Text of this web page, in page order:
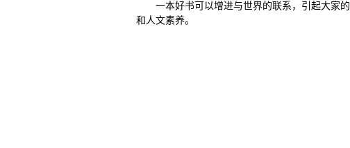
一本好书可以增进与世界的联系，引起大家
和人文素养。